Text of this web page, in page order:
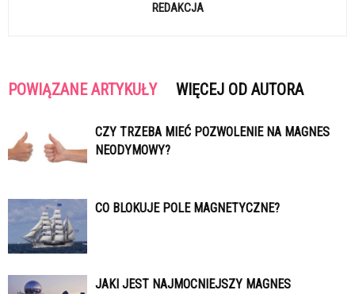
REDAKCJA
POWIĄZANE ARTYKUŁY WIĘCEJ OD AUTORA
CZY TRZEBA MIEĆ POZWOLENIE NA MAGNES
NEODYMOWY?
CO BLOKUJE POLE MAGNETYCZNE?
JAKI JEST NAJMOCNIEJSZY MAGNES